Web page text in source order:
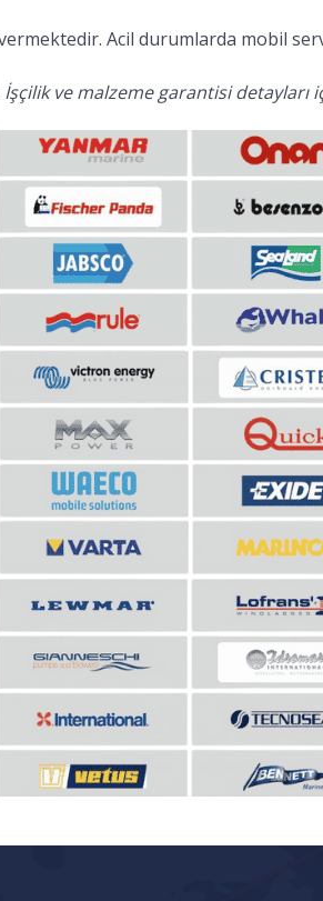
Acil durumlarda mobil
ve malzeme garantisi